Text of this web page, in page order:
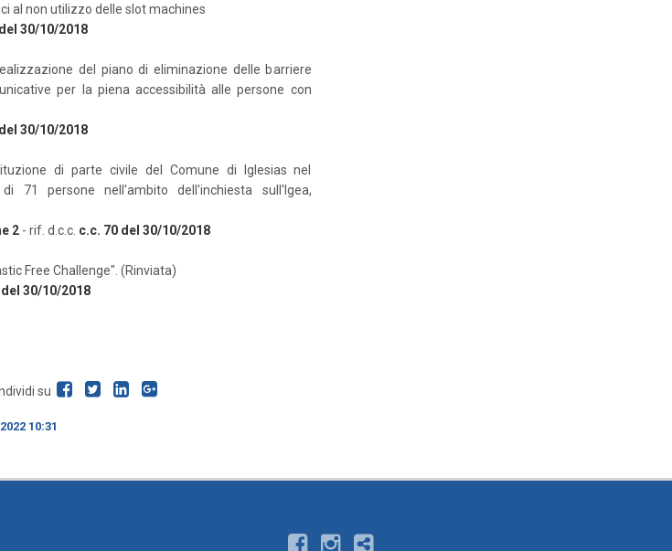
al non utilizzo delle slot machines
30/10/2018
del piano di eliminazione delle barriere
per la piena accessibilità alle persone con
30/10/2018
di parte civile del Comune di Iglesias nel
71 persone nell'ambito dell'inchiesta sull'Igea,
2- rif. d.c.c. c.c. 70 del 30/10/2018
Free Challenge". (Rinviata)
30/10/2018
su
10:31